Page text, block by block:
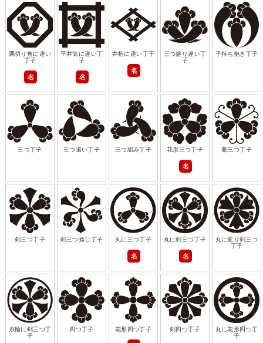
隅切り角に違い
丁子
名
平井筒に違い丁
子
名
井桁に違い丁子
名
三つ盛り違い丁
子
子持ち抱き丁子
三つ丁子 三つ追い丁子 三つ組み丁子 花形三つ丁子
名
蔓三つ丁子
剣三つ丁子 剣三つ捻じ丁子 丸に三つ丁子
名
丸に剣三つ丁子
名
丸に変り剣三つ
丁子
糸輪に剣三つ丁
子
四つ丁子 花形四つ丁子 剣四つ丁子
丸に花形四つ丁
子